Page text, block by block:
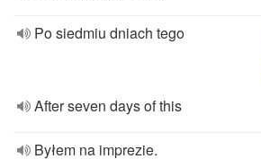
Po siedmiu dniach tego
After seven days of this
Byłem na imprezie.